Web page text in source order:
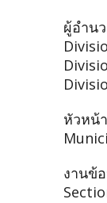
ผู้อำน
หัวหน้
งานข้